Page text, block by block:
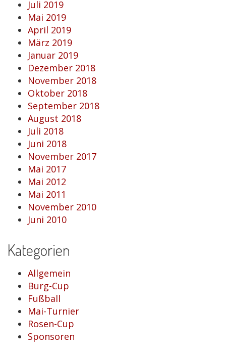
Juli 2019
Mai 2019
April 2019
März 2019
Januar 2019
Dezember 2018
November 2018
Oktober 2018
September 2018
August 2018
Juli 2018
Juni 2018
November 2017
Mai 2017
Mai 2012
Mai 2011
November 2010
Juni 2010
Kategorien
Allgemein
Burg-Cup
Fußball
Mai-Turnier
Rosen-Cup
Sponsoren